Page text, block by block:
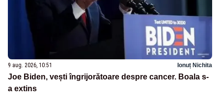
9 aug. 2026, 10:51 Ionuț Nichita
Joe Biden, vești îngrijorătoare despre cancer. Boala s-
a extins